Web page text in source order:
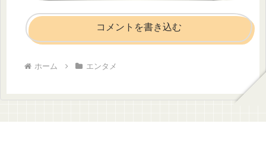
コメントを書き込む
ホーム エンタメ